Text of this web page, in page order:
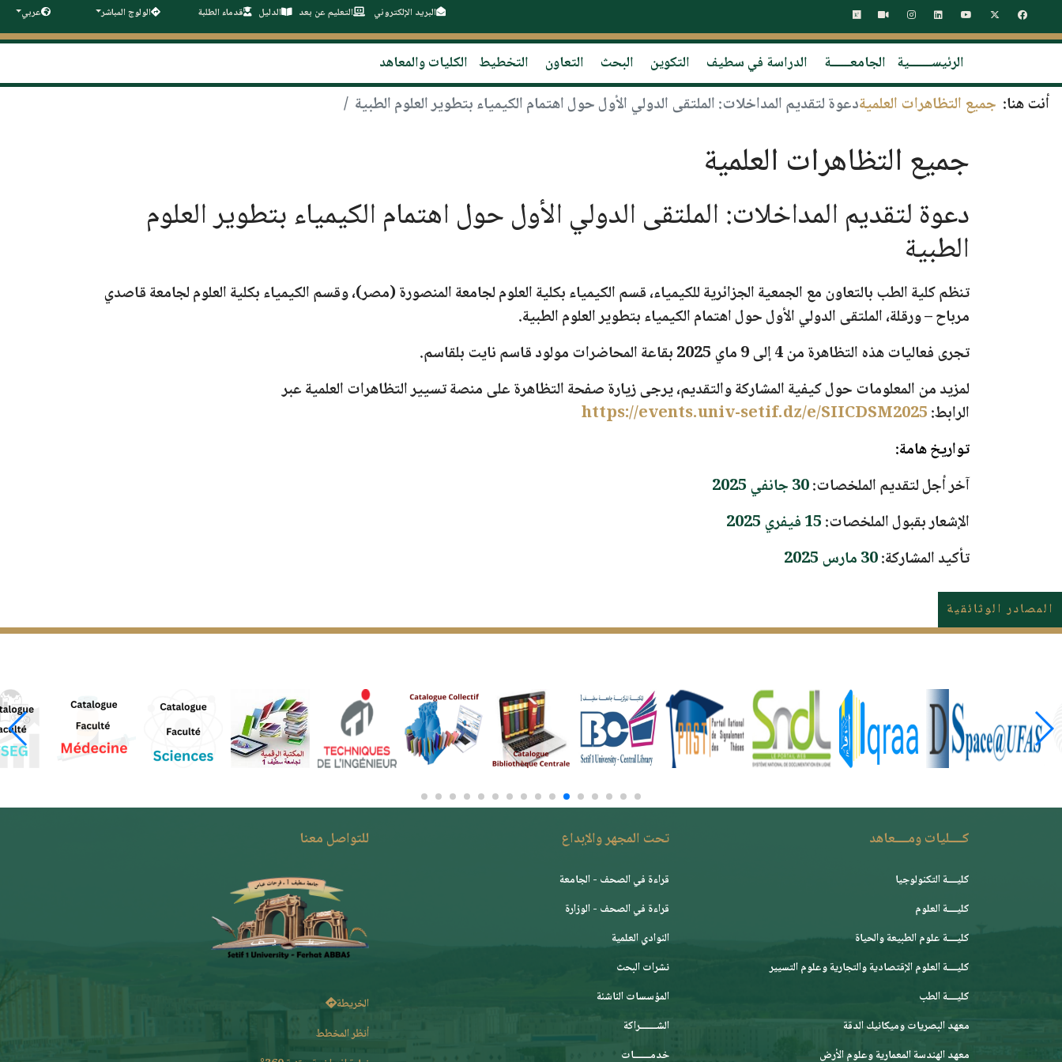
البريد الإلكتروني التعليم عن بعد الدليل قدماء الطلبة الولوج المباشر عربي
الرئيســـــــية الجامعــــــة الدراسة في سطيف التكوين البحث التعاون التخطيط الكليات والمعاهد
أنت هنا: جميع التظاهرات العلميةدعوة لتقديم المداخلات: الملتقى الدولي الأول حول اهتمام الكيمياء بتطوير العلوم الطبية
جميع التظاهرات العلمية
دعوة لتقديم المداخلات: الملتقى الدولي الأول حول اهتمام الكيمياء بتطوير العلوم
الطبية
تنظم كلية الطب بالتعاون مع الجمعية الجزائرية للكيمياء، قسم الكيمياء بكلية العلوم لجامعة المنصورة (مصر)، وقسم الكيمياء بكلية العلوم لجامعة قاصدي
مرباح – ورقلة،الملتقى الدولي الأول حول اهتمام الكيمياء بتطوير العلوم الطبية.
تجرى فعاليات هذه التظاهرة من4 إلى 9 ماي 2025
بقاعة المحاضرات مولود قاسم نايت بلقاسم.
لمزيد من المعلومات حول كيفية المشاركة والتقديم، يرجى زيارة صفحة التظاهرة على منصة تسيير التظاهرات العلمية عبر
الرابط:https://events.univ-setif.dz/e/SIICDSM2025
تواريخ هامة:
آخر أجل لتقديم الملخصات:30 جانفي 2025
الإشعار بقبول الملخصات:15 فيفري 2025
تأكيد المشاركة:30 مارس 2025
المصادر الوثائقية
كــــليات ومــــعاهد
كليــــة التكنولوجيا
كليــــة العلوم
كليــــة علوم الطبيعة والحياة
كليــــة العلوم الإقتصادية والتجارية وعلوم التسيير
كليــــة الطب
معهد البصريات وميكانيك الدقة
معهد الهندسة المعمارية وعلوم الأرض
تحت المجهر والإبداع
قراءة في الصحف - الجامعة
قراءة في الصحف - الوزارة
النوادي العلمية
نشرات البحث
المؤسسات الناشئة
الشـــــــراكة
خدمـــــــات
للتواصل معنا
الخريطة
أنظر المخطط